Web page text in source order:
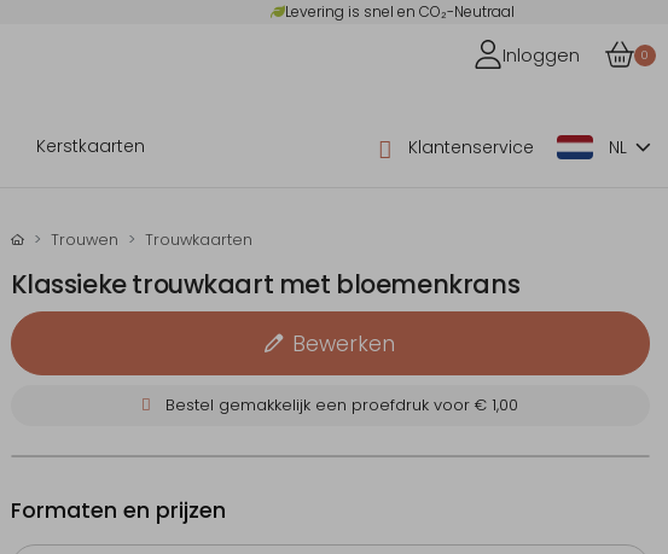
Levering is snel en CO₂-Neutraal
Inloggen 0
Kerstkaarten Klantenservice NL
Trouwen Trouwkaarten
Klassieke trouwkaart met bloemenkrans
Bewerken
Bestel gemakkelijk een proefdruk voor€ 1,00
Formaten en prijzen